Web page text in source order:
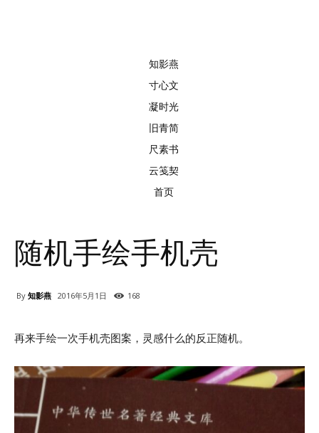
知影燕
寸心文
凝时光
旧青简
尺素书
云笺契
首页
随机手绘手机壳
By 知影燕 2016年5月1日 168
再来手绘一次手机壳图案，灵感什么的反正随机。